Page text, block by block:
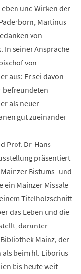
und Wirken der
Martinus
von
In seiner Ansprache
von
aus: Er sei davon
befreundeten
als neuer
gut zueinander
Prof. Dr. Hans-
präsentiert
Bistums- und
ein Mainzer Missale
Titelholzschnitt
das Leben und die
darunter
Mainz, der
beim hl. Liborius
bis heute weit